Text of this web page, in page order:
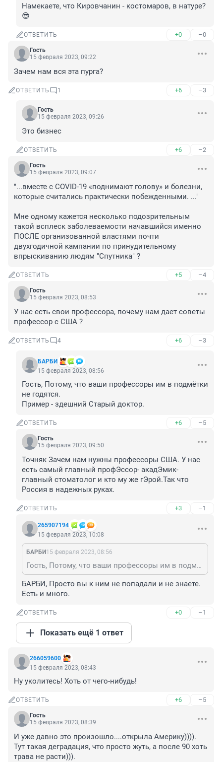
Намекаете, что Кировчанин - костомаров, в натуре?
😎
ОТВЕТИТЬ +0 –0
Гость
15 февраля 2023, 09:22
Зачем нам вся эта пурга?
ОТВЕТИТЬ 1 +6 –3
Гость
15 февраля 2023, 09:26
Это бизнес
ОТВЕТИТЬ +6 –2
Гость
15 февраля 2023, 09:07
"...вместе с COVID-19 «поднимают голову» и болезни,
которые считались практически побежденными. ..."
Мне одному кажется несколько подозрительным
такой всплеск заболеваемости начавшийся именно
ПОСЛЕ организованной властями почти
двухгодичной кампании по принудительному
впрыскиванию людям "Спутника" ?
ОТВЕТИТЬ +5 –4
Гость
15 февраля 2023, 08:53
У нас есть свои профессора, почему нам дает советы
профессор с США ?
ОТВЕТИТЬ 4 +6 –3
БАРБИ
15 февраля 2023, 08:56
Гость, Потому, что ваши профессоры им в подмётки
не годятся.
Пример - здешний Старый доктор.
ОТВЕТИТЬ +6 –5
Гость
15 февраля 2023, 09:50
Точняк Зачем нам нужны профессоры США. У нас
есть самый главный профЭссор- акадЭмик-
главный стоматолог и кто му же гЭрой.Так что
Россия в надежных руках.
ОТВЕТИТЬ +3 –1
265907194
15 февраля 2023, 10:08
БАРБИ 15 февраля 2023, 08:56
Гость, Потому, что ваши профессоры им в подмётки не годятся. Пример - здешний Старый доктор.
БАРБИ, Просто вы к ним не попадали и не знаете.
Есть и много.
ОТВЕТИТЬ +0 –1
Показать ещё 1 ответ
266059600
15 февраля 2023, 08:43
Ну уколитесь! Хоть от чего-нибудь!
ОТВЕТИТЬ +6 –5
Гость
15 февраля 2023, 08:39
И уже давно это произошло....открыла Америку)))).
Тут такая деградация, что просто жуть, а после 90 хоть
трава не расти))).